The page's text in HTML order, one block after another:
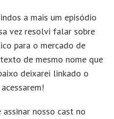
a mais um episódio
vez resolvi falar sobre
para o mercado de
de mesmo nome que
deixarei linkado o
nosso cast no